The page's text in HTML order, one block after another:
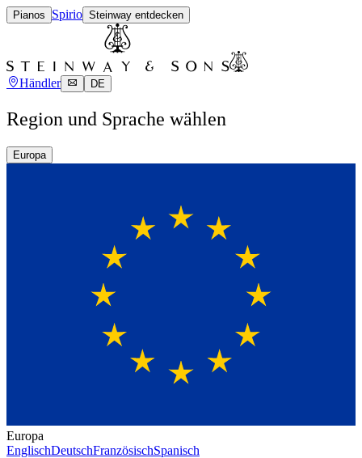
Pianos Spirio Steinway entdecken
Händler DE
Region und Sprache wählen
Europa
Europa
EnglischDeutschFranzösischSpanisch